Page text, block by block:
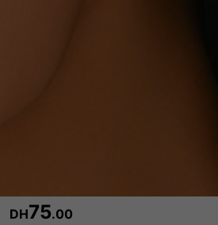
DH75.00